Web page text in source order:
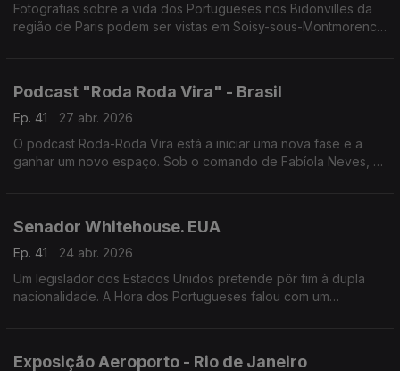
Fotografias sobre a vida dos Portugueses nos Bidonvilles da
região de Paris podem ser vistas em Soisy-sous-Montmorency
Podcast "Roda Roda Vira" - Brasil
Ep. 41
27 abr. 2026
O podcast Roda-Roda Vira está a iniciar uma nova fase e a
ganhar um novo espaço. Sob o comando de Fabíola Neves, o
Senador Whitehouse. EUA
Ep. 41
24 abr. 2026
Um legislador dos Estados Unidos pretende pôr fim à dupla
nacionalidade. A Hora dos Portugueses falou com um
Exposição Aeroporto - Rio de Janeiro